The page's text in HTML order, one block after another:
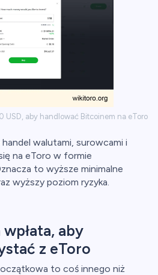
USD, aby handlować Bitcoinem na eToro
walutami, surowcami i
na eToro w formie
to wyższe minimalne
wyższy poziom ryzyka.
aby
z eToro
to coś innego niż